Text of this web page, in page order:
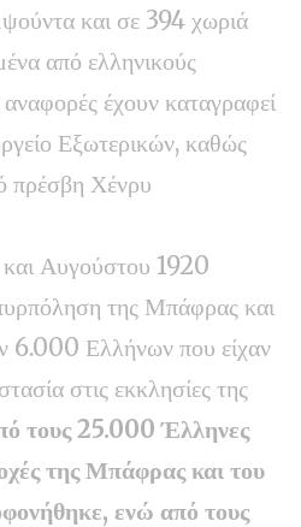
και σε 394 χωριά
από ελληνικούς
έχουν καταγραφεί
Εξωτερικών, καθώς
πρέσβη Χένρυ
Αυγούστου 1920
της Μπάφρας και
6.000 Ελλήνων που είχαν
στις εκκλησίες της
τους 25.000 Έλληνες
της Μπάφρας και του
ενώ από τους